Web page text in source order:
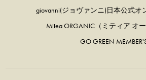
giovanni(ジョヴァンニ)日本公式オ
Mitea ORGANIC（ミティア オー
GO GREEN